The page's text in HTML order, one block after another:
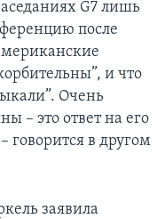
G7 лишь
после
и что
Очень
– это ответ на его
говорится в другом
заявила